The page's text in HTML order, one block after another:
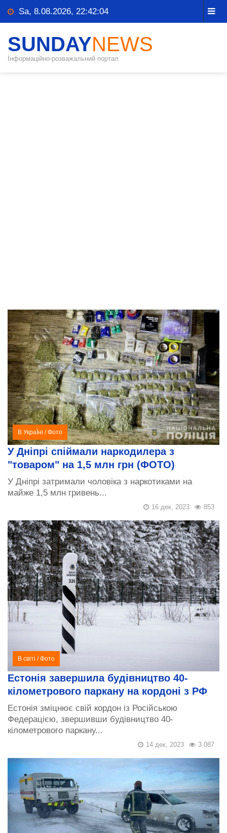
Sa, 8.08.2026, 22:42:04
SUNDAYNEWS
Інформаційно-розважальний портал
В УкраЇні /Фото
У Дніпрі спіймали наркодилера з
"товаром" на 1,5 млн грн (ФОТО)
У Дніпрі затримали чоловіка з наркотиками на
майже 1,5 млн гривень...
853
16 дек, 2023
В світі /Фото
Естонія завершила будівництво 40-
кілометрового паркану на кордоні з РФ
Естонія зміцнює свій кордон із Російською
Федерацією, звершивши будівництво 40-
кілометрового паркану...
3 087
14 дек, 2023